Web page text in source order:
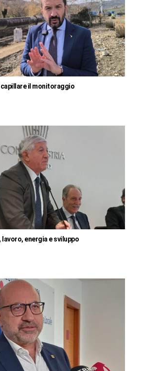
capillare il monitoraggio
energia e sviluppo